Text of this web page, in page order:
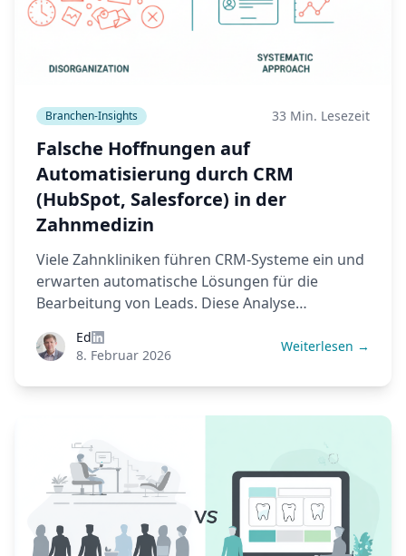
Branchen-Insights 33 Min. Lesezeit
Falsche Hoffnungen auf
Automatisierung durch CRM
(HubSpot, Salesforce) in der
Zahnmedizin
Viele Zahnkliniken führen CRM-Systeme ein und
erwarten automatische Lösungen für die
Bearbeitung von Leads. Diese Analyse
Prozesse scheitert, wie sich Konzernstandards
und welche praktischen Schritte Ihr CRM zum
Ed
8. Februar 2026
Weiterlesen →